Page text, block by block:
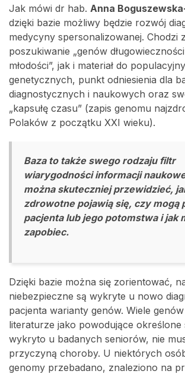
Jak mówi dr hab. Anna
dzięki bazie możliwy będzie rozwój
medycyny spersonalizowanej. Chodzi
poszukiwanie „genów
młodości”, jak i materiał do
genetycznych, punkt odniesienia dla
diagnostycznych i naukowych oraz
„kapsułę czasu” (zapis genomu
Polaków z początku XXI wieku).
Baza to także swego rodzaju filtr
wiarygodności informacji
można skuteczniej przewidzieć,
zdrowotne pojawią się, czy mogą
pacjenta lub jego potomstwa i jak
zapobiec.
Dzięki bazie można się zorientować,
niebezpieczne są wykryte u nowo
pacjenta warianty genów. Wiele
literaturze jako powodujące określone
wykryto u badanych seniorów, nie
przyczyną choroby. U niektórych
genomy przebadano, znaleziono na